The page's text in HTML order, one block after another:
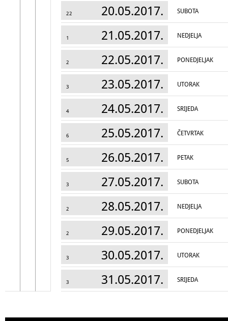
Tončika Cukrov
22 20.05.2017. SUBOTA
1 21.05.2017. NEDJELJA
2 22.05.2017. PONEDJELJAK
3 23.05.2017. UTORAK
4 24.05.2017. SRIJEDA
6 25.05.2017. ČETVRTAK
5 26.05.2017. PETAK
3 27.05.2017. SUBOTA
2 28.05.2017. NEDJELJA
2 29.05.2017. PONEDJELJAK
3 30.05.2017. UTORAK
3 31.05.2017. SRIJEDA